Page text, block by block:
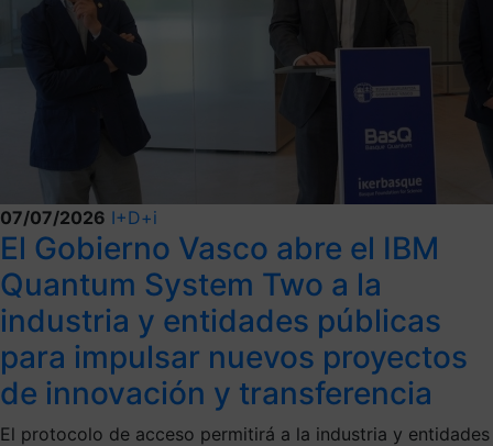
07/07/2026 I+D+i
El Gobierno Vasco abre el IBM
Quantum System Two a la
industria y entidades públicas
para impulsar nuevos proyectos
de innovación y transferencia
El protocolo de acceso permitirá a la industria y entidades